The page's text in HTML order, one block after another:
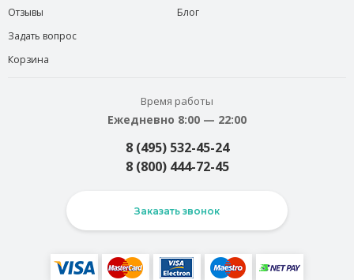
Отзывы
Задать вопрос
Корзина
Блог
Время работы
Ежедневно 8:00 — 22:00
8 (495) 532-45-24
8 (800) 444-72-45
Заказать звонок